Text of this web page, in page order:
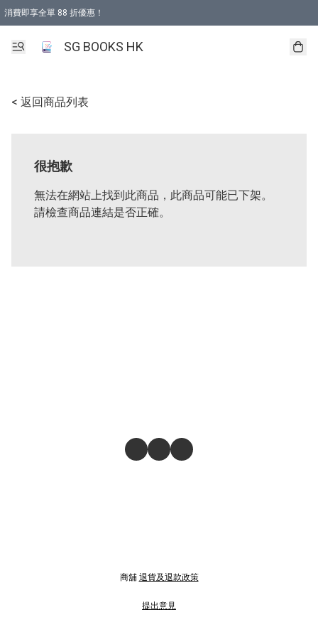
消費即享全單 88 折優惠！
SG BOOKS HK
< 返回商品列表
很抱歉
無法在網站上找到此商品，此商品可能已下架。
請檢查商品連結是否正確。
商舖 退貨及退款政策
提出意見